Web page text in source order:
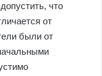
что
от
были от